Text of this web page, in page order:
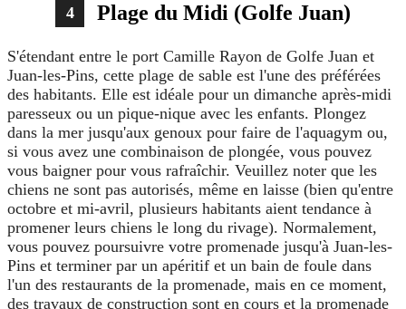
4 Plage du Midi (Golfe Juan)
S'étendant entre le port Camille Rayon de Golfe Juan et
Juan-les-Pins, cette plage de sable est l'une des préférées
des habitants. Elle est idéale pour un dimanche après-midi
paresseux ou un pique-nique avec les enfants. Plongez
dans la mer jusqu'aux genoux pour faire de l'aquagym ou,
si vous avez une combinaison de plongée, vous pouvez
vous baigner pour vous rafraîchir. Veuillez noter que les
chiens ne sont pas autorisés, même en laisse (bien qu'entre
octobre et mi-avril, plusieurs habitants aient tendance à
promener leurs chiens le long du rivage). Normalement,
vous pouvez poursuivre votre promenade jusqu'à Juan-les-
Pins et terminer par un apéritif et un bain de foule dans
l'un des restaurants de la promenade, mais en ce moment,
des travaux de construction sont en cours et la promenade